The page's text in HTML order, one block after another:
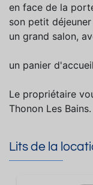
en face de la
son petit
un grand salon,
un panier
Le propriétaire
Thonon Les Bains.
Lits de la